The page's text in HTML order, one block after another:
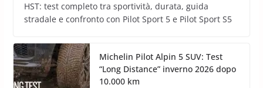
HST: test completo tra sportività, durata, guida
stradale e confronto con Pilot Sport 5 e Pilot Sport S5
Michelin Pilot Alpin 5 SUV: Test
“Long Distance” inverno 2026 dopo
10.000 km